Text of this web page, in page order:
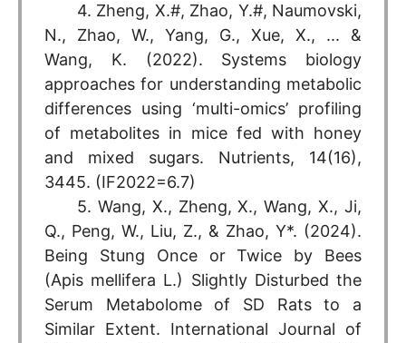
4. Zheng, X.#, Zhao, Y.#, Naumovski,
N., Zhao, W., Yang, G., Xue, X., ... &
Wang, K. (2022). Systems biology
approaches for understanding metabolic
differences using ‘multi-omics’ profiling
of metabolites in mice fed with honey
and mixed sugars. Nutrients, 14(16),
3445. (IF2022=6.7)
5. Wang, X., Zheng, X., Wang, X., Ji,
Q., Peng, W., Liu, Z., & Zhao, Y*. (2024).
Being Stung Once or Twice by Bees
(Apis mellifera L.) Slightly Disturbed the
Serum Metabolome of SD Rats to a
Similar Extent. International Journal of